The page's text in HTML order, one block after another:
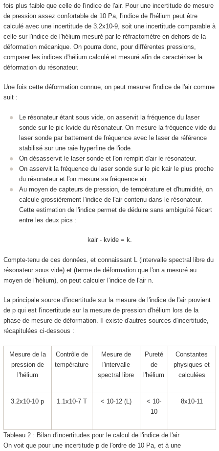
fois plus faible que celle de l'indice de l'air. Pour une incertitude de mesure
de pression assez confortable de 10 Pa, l'indice de l'hélium peut être
calculé avec une incertitude de 3.2x10-9, soit une incertitude comparable à
celle sur l'indice de l'hélium mesuré par le réfractomètre en dehors de la
déformation mécanique. On pourra donc, pour différentes pressions,
comparer les indices d'hélium calculé et mesuré afin de caractériser la
déformation du résonateur.
Une fois cette déformation connue, on peut mesurer l'indice de l'air comme
suit :
Le résonateur étant sous vide, on asservit la fréquence du laser
sonde sur le pic kvide du résonateur. On mesure la fréquence vide du
laser sonde par battement de fréquence avec le laser de référence
stabilisé sur une raie hyperfine de l'iode.
On désasservit le laser sonde et l'on remplit d'air le résonateur.
On asservit la fréquence du laser sonde sur le pic kair le plus proche
du résonateur et l'on mesure sa fréquence air.
Au moyen de capteurs de pression, de température et d'humidité, on
calcule grossièrement l'indice de l'air contenu dans le résonateur.
Cette estimation de l'indice permet de déduire sans ambiguïté l'écart
entre les deux pics :
kair- kvide= k.
Compte-tenu de ces données, et connaissant L (intervalle spectral libre du
résonateur sous vide) et (terme de déformation que l'on a mesuré au
moyen de l'hélium), on peut calculer l'indice de l'air n.
La principale source d'incertitude sur la mesure de l'indice de l'air provient
de pqui est l'incertitude sur la mesure de pression d'hélium lors de la
phase de mesure de déformation. Il existe d'autres sources d'incertitude,
récapitulées ci-dessous :
Mesure de la
pression de
l'hélium
Contrôle de
température
Mesure de
l'intervalle
spectral libre
Pureté
de
l'hélium
Constantes
physiques et
calculées
3.2x10-10 p 1.1x10-7 T < 10-12(L ) < 10-
10
8x10-11
Tableau 2 : Bilan d'incertitudes pour le calcul de l'indice de l'air
On voit que pour une incertitude pde l'ordre de 10 Pa, et à une